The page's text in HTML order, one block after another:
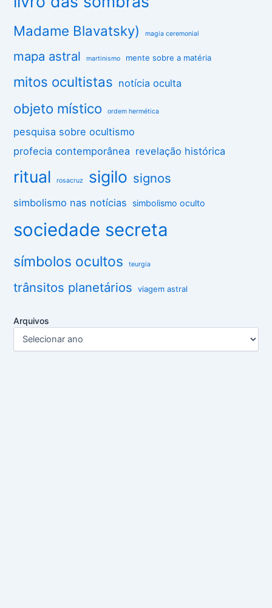
Madame Blavatsky) magia ceremonial
mapa astral martinismo mente sobre a matéria
mitos ocultistas notícia oculta
objeto místico ordem hermética
pesquisa sobre ocultismo
profecia contemporânea revelação histórica
ritual rosacruz sigilo signos
simbolismo nas notícias simbolismo oculto
sociedade secreta
símbolos ocultos teurgia
trânsitos planetários viagem astral
Arquivos